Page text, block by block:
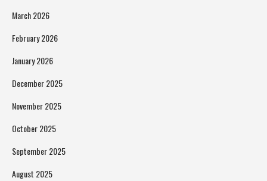
March 2026
February 2026
January 2026
December 2025
November 2025
October 2025
September 2025
August 2025